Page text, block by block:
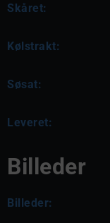
Skåret:
Kølstrakt:
Søsat:
Leveret:
Billeder
Billeder: